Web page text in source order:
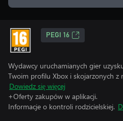
PEGI 16
Wydawcy uruchamianych gier
Twoim profilu Xbox i skojarzonych z
Dowiedz się więcej
+Oferty zakupów w aplikacji.
Informacje o kontroli rodzicielskiej.